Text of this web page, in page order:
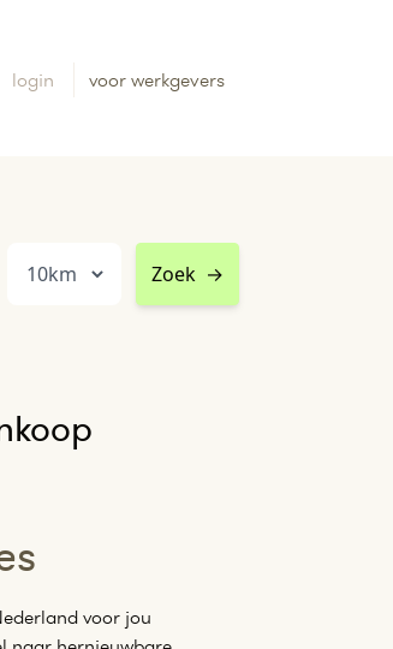
login voor werkgevers
Zoek →
voor jou